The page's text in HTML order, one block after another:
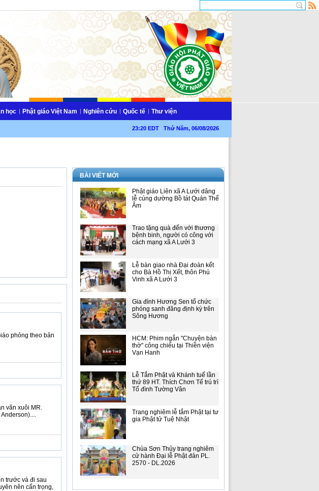
học Phật giáo Việt Nam Nghiên cứu Quốc tế Thư viện
23:20 EDT Thứ Năm, 06/08/2026
phỏng theo bản
văn xuôi MR.
trước và đi sau
nên cẩn trọng,
BÀI VIẾT MỚI
Phật giáo Liên xã A Lưới dâng
lễ cúng dường Bồ tát Quán Thế
Âm
Trao tặng quà đến với thương
bệnh binh, người có công với
cách mạng xã A Lưới 3
Lễ bàn giao nhà Đại đoàn kết
cho Bà Hồ Thị Xết, thôn Phú
Vinh xã A Lưới 3
Gia đình Hương Sen tổ chức
phóng sanh đăng định kỳ trên
Sông Hương
HCM: Phim ngắn "Chuyện bàn
thờ" công chiếu tại Thiền viện
Vạn Hanh
Lễ Tắm Phật và Khánh tuế lần
thứ 89 HT. Thích Chơn Tế trú trì
Tổ đình Tường Vân
Trang nghiêm lễ tắm Phật tại tư
gia Phật tử Tuệ Nhật
Chùa Sơn Thủy trang nghiêm
cử hành Đại lễ Phật đản PL.
2570 - DL.2026